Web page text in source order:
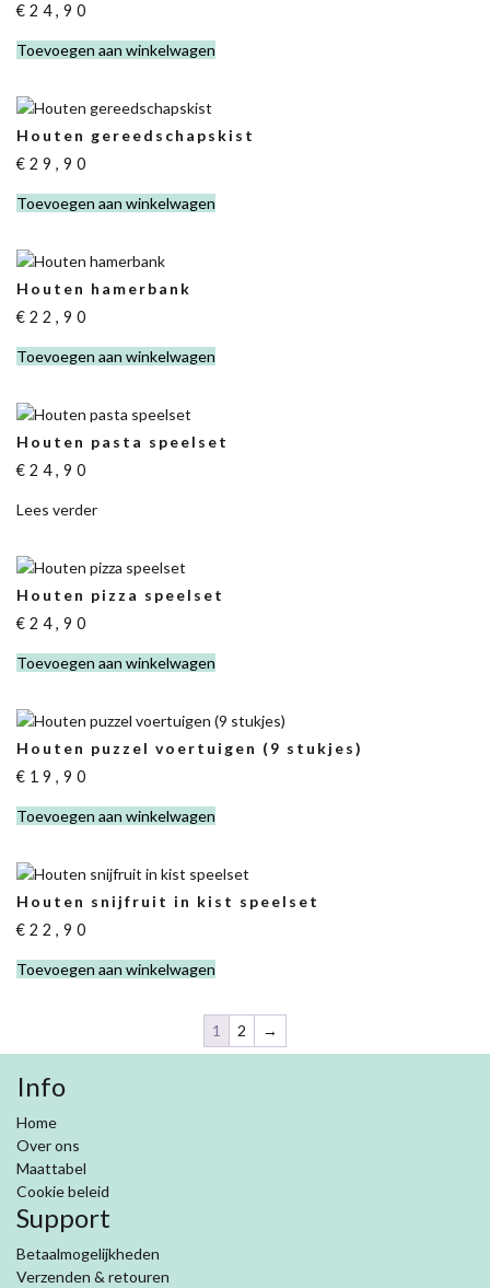
€ 24,90
Toevoegen aan winkelwagen
Houten gereedschapskist
€ 29,90
Toevoegen aan winkelwagen
Houten hamerbank
€ 22,90
Toevoegen aan winkelwagen
Houten pasta speelset
€ 24,90
Lees verder
Houten pizza speelset
€ 24,90
Toevoegen aan winkelwagen
Houten puzzel voertuigen (9 stukjes)
€ 19,90
Toevoegen aan winkelwagen
Houten snijfruit in kist speelset
€ 22,90
Toevoegen aan winkelwagen
1 2 →
Info
Home
Over ons
Maattabel
Cookie beleid
Support
Betaalmogelijkheden
Verzenden & retouren